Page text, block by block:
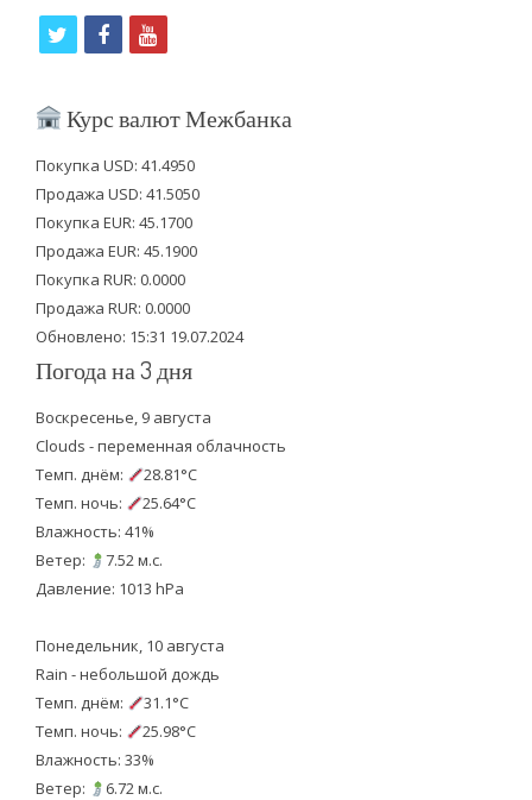
i
t
e
r
f
c
b
o
o
k
y
u
u
b
e
Курс валют Межбанка
Покупка USD: 41.4950
Продажа USD: 41.5050
Покупка EUR: 45.1700
Продажа EUR: 45.1900
Покупка RUR: 0.0000
Продажа RUR: 0.0000
Обновлено: 15:31 19.07.2024
Погода на 3 дня
Воскресенье, 9 августа
Clouds - переменная облачность
Темп. днём:
28.81°C
Темп. ночь:
25.64°C
Влажность: 41%
Ветер:
7.52 м.с.
Давление: 1013 hPa
Понедельник, 10 августа
Rain - небольшой дождь
Темп. днём:
31.1°C
Темп. ночь:
25.98°C
Влажность: 33%
Ветер:
6.72 м.с.